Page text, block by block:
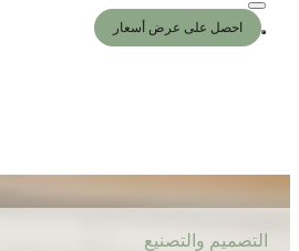
احصل على عرض أسعار
التصميم والتصنيع